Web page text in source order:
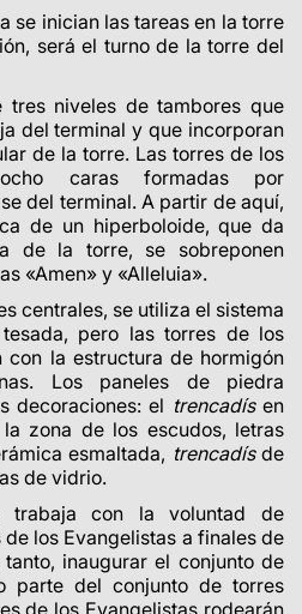
se inician las tareas en la torre
será el turno de la torre del
niveles de tambores que
del terminal y que incorporan
de la torre. Las torres de los
caras formadas por
del terminal. A partir de aquí,
de un hiperboloide, que da
de la torre, se sobreponen
«Amen» y «Alleluia».
centrales, se utiliza el sistema
pero las torres de los
con la estructura de hormigón
Los paneles de piedra
decoraciones: el trencadísen
zona de los escudos, letras
esmaltada, trencadísde
de vidrio.
trabaja con la voluntad de
los Evangelistas a finales de
inaugurar el conjunto de
parte del conjunto de torres